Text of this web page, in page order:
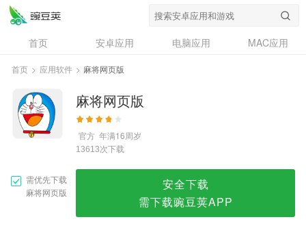
首页 安卓应用 电脑应用
MAC应用
资讯
专题
问答
首页 > 应用软件 > 麻将网页版
麻将网页版
官方 年满16周岁
13613次下载
需优先下载
麻将网页版
安全下载
需下载豌豆荚APP